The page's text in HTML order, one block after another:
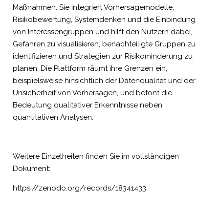
Maßnahmen. Sie integriert Vorhersagemodelle,
Risikobewertung, Systemdenken und die Einbindung
von Interessengruppen und hilft den Nutzern dabei,
Gefahren zu visualisieren, benachteiligte Gruppen zu
identifizieren und Strategien zur Risikominderung zu
planen. Die Plattform räumt ihre Grenzen ein,
beispielsweise hinsichtlich der Datenqualität und der
Unsicherheit von Vorhersagen, und betont die
Bedeutung qualitativer Erkenntnisse neben
quantitativen Analysen.
Weitere Einzelheiten finden Sie im vollständigen
Dokument:
https://zenodo.org/records/18341433